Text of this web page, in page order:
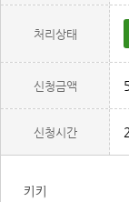
처리상태
신청금액
신청시간
키키